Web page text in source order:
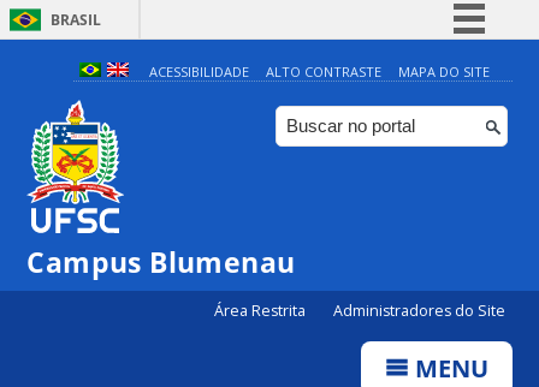
BRASIL
Simplifique!
Comunica BR
Participe
ACESSIBILIDADE ALTO CONTRASTE MAPA DO SITE
Campus Blumenau
Área Restrita Administradores do Site
MENU